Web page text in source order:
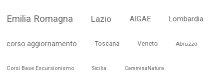
Emilia Romagna Lazio AIGAE Lombardia
corso aggiornamento Toscana Veneto Abruzzo
Corsi Base Escursionismo Sicilia CamminaNatura